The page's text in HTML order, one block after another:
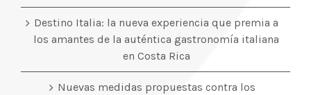
Destino Italia: la nueva experiencia que premia a
los amantes de la auténtica gastronomía italiana
en Costa Rica
Nuevas medidas propuestas contra los